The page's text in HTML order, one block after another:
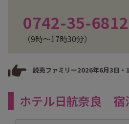
0742-35-6812
（9時～17時30分）
読売ファミリー2026年6月3日・
ホテル日航奈良 宿